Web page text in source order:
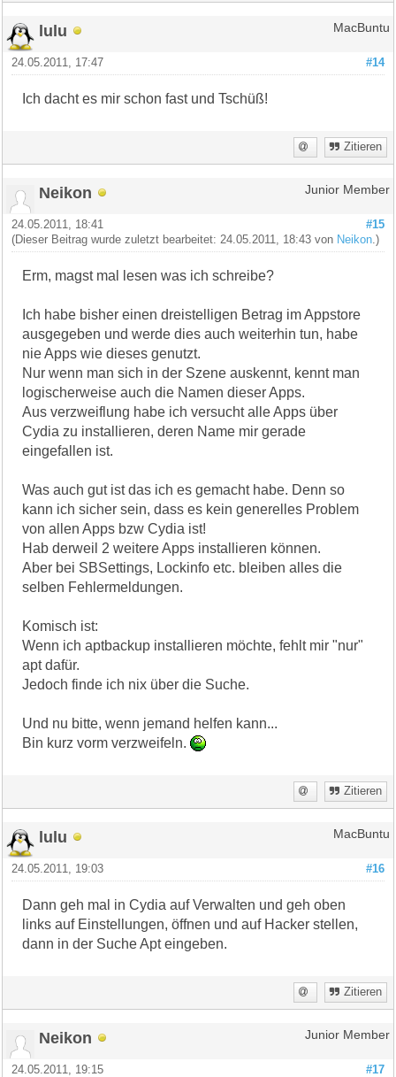
lulu MacBuntu
#14
24.05.2011, 17:47
Ich dacht es mir schon fast und Tschüß!
Zitieren
Neikon Junior Member
#15
24.05.2011, 18:41
(Dieser Beitrag wurde zuletzt bearbeitet: 24.05.2011, 18:43 von Neikon .)
Erm, magst mal lesen was ich schreibe?
Ich habe bisher einen dreistelligen Betrag im Appstore
ausgegeben und werde dies auch weiterhin tun, habe
nie Apps wie dieses genutzt.
Nur wenn man sich in der Szene auskennt, kennt man
logischerweise auch die Namen dieser Apps.
Aus verzweiflung habe ich versucht alle Apps über
Cydia zu installieren, deren Name mir gerade
eingefallen ist.
Was auch gut ist das ich es gemacht habe. Denn so
kann ich sicher sein, dass es kein generelles Problem
von allen Apps bzw Cydia ist!
Hab derweil 2 weitere Apps installieren können.
Aber bei SBSettings, Lockinfo etc. bleiben alles die
selben Fehlermeldungen.
Komisch ist:
Wenn ich aptbackup installieren möchte, fehlt mir "nur"
apt dafür.
Jedoch finde ich nix über die Suche.
Und nu bitte, wenn jemand helfen kann...
Bin kurz vorm verzweifeln.
Zitieren
lulu MacBuntu
#16
24.05.2011, 19:03
Dann geh mal in Cydia auf Verwalten und geh oben
links auf Einstellungen, öffnen und auf Hacker stellen,
dann in der Suche Apt eingeben.
Zitieren
Neikon Junior Member
#17
24.05.2011, 19:15